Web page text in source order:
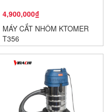
4,900,000₫
MÁY CẮT NHÔM KTOMER
T356